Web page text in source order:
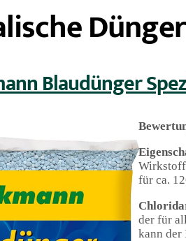
Blaudünger
für ca.
der für
kann der